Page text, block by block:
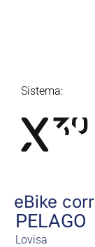
Sistema:
eBike
PELAGO
Lovisa